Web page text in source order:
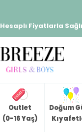
Hesaplı Fiyatlarla
Outlet
(0-16 Yaş)
Doğum